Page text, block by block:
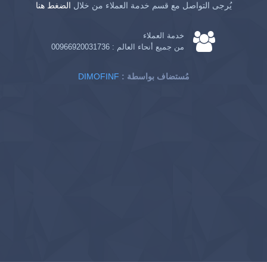
يُرجى التواصل مع قسم خدمة العملاء من خلال الضغط هنا
خدمة العملاء
من جميع أنحاء العالم : 00966920031736
DIMOFINF : مُستضاف بواسطة